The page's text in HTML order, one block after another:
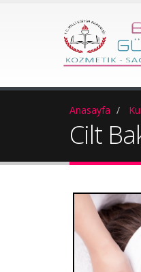
Anasayfa
Cilt